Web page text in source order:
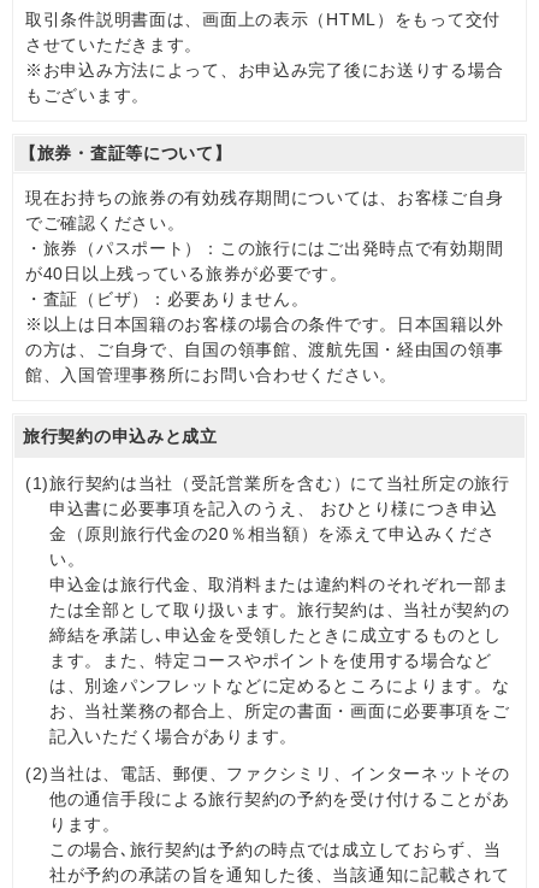
取引条件説明書面は、画面上の表示（HTML）をもって交付
させていただきます。
※お申込み方法によって、お申込み完了後にお送りする場合
もございます。
【旅券・査証等について】
現在お持ちの旅券の有効残存期間については、お客様ご自身
でご確認ください。
・旅券（パスポート）：この旅行にはご出発時点で有効期間
が40日以上残っている旅券が必要です。
・査証（ビザ）：必要ありません。
※以上は日本国籍のお客様の場合の条件です。日本国籍以外
の方は、ご自身で、自国の領事館、渡航先国・経由国の領事
館、入国管理事務所にお問い合わせください。
旅行契約の申込みと成立
(1)旅行契約は当社（受託営業所を含む）にて当社所定の旅行
申込書に必要事項を記入のうえ、 おひとり様につき申込
金（原則旅行代金の20％相当額）を添えて申込みくださ
い。
申込金は旅行代金、取消料または違約料のそれぞれ一部ま
たは全部として取り扱います。旅行契約は、当社が契約の
締結を承諾し､申込金を受領したときに成立するものとし
ます。また、特定コースやポイントを使用する場合など
は、別途パンフレットなどに定めるところによります。な
お、当社業務の都合上、所定の書面・画面に必要事項をご
記入いただく場合があります。
(2)当社は、電話、郵便、ファクシミリ、インターネットその
他の通信手段による旅行契約の予約を受け付けることがあ
ります。
この場合､旅行契約は予約の時点では成立しておらず、当
社が予約の承諾の旨を通知した後、当該通知に記載されて